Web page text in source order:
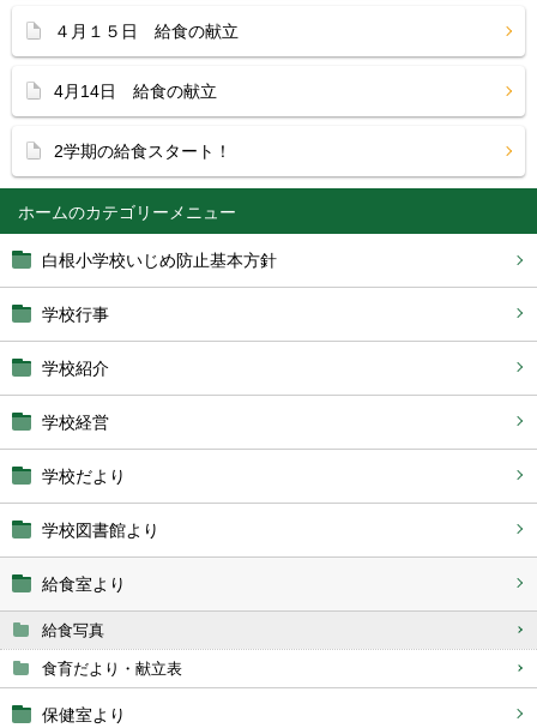
ホーム
白根小学校いじめ防止基本方針
学校行事
学校紹介
学校経営
学校だより
学校図書館より
給食室より
給食写真
食育だより・献立表
保健室より
４月１５日 給食の献立
4月14日 給食の献立
2学期の給食スタート！